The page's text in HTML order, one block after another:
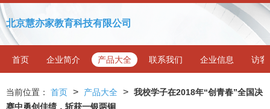
北京慧亦家教育科技有限公司
首页 企业简介 产品大全 联系我们 企业信息 访客
当前位置： 首页 > 产品大全 > 我校学子在2018年“创青春”全国决
赛中勇创佳绩，斩获一银两铜